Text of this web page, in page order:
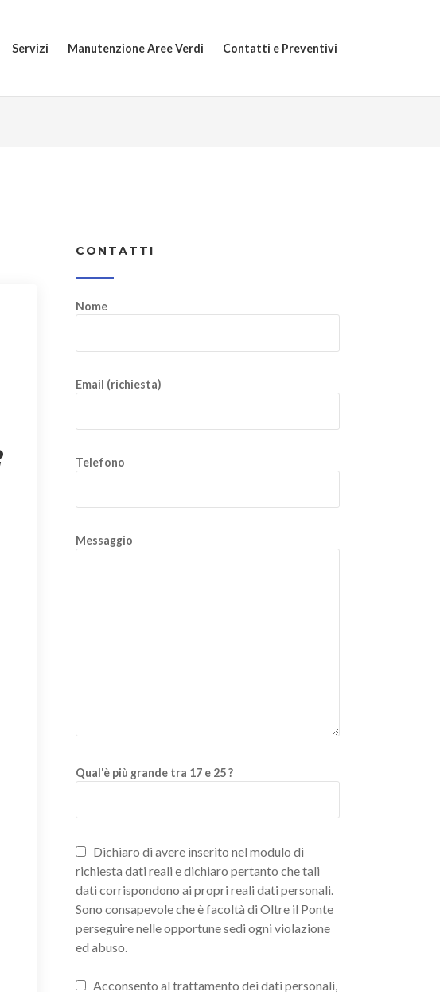
Servizi Manutenzione Aree Verdi Contatti e Preventivi
CONTATTI
Nome
Email (richiesta)
Telefono
Messaggio
Qual'è più grande tra 17 e 25 ?
Dichiaro di avere inserito nel modulo di
richiesta dati reali e dichiaro pertanto che tali
dati corrispondono ai propri reali dati personali.
Sono consapevole che è facoltà di Oltre il Ponte
perseguire nelle opportune sedi ogni violazione
ed abuso.
Acconsento al trattamento dei dati personali,